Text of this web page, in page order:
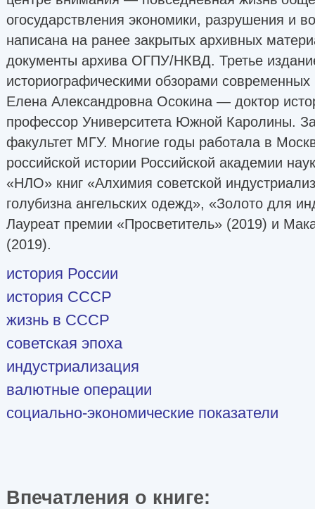
огосударствления экономики, разрушения и
написана на ранее закрытых архивных
документы архива ОГПУ/НКВД. Третье
историографическими обзорами
Елена Александровна Осокина — доктор
профессор Университета Южной Каролины.
факультет МГУ. Многие годы работала в
российской истории Российской академии
«НЛО» книг «Алхимия советской
голубизна ангельских одежд», «Золото для
Лауреат премии «Просветитель» (2019) и
(2019).
история России
история СССР
жизнь в СССР
советская эпоха
индустриализация
валютные операции
социально-экономические показатели
Впечатления о книге: